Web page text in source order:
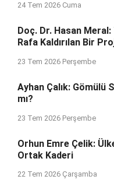
24 Tem 2026 Cuma
Doç. Dr. Hasan
Rafa Kaldırılan Bir
23 Tem 2026 Perşembe
Ayhan Çalık: Gömülü
mı?
23 Tem 2026 Perşembe
Orhun Emre Çelik:
Ortak Kaderi
22 Tem 2026 Çarşamba